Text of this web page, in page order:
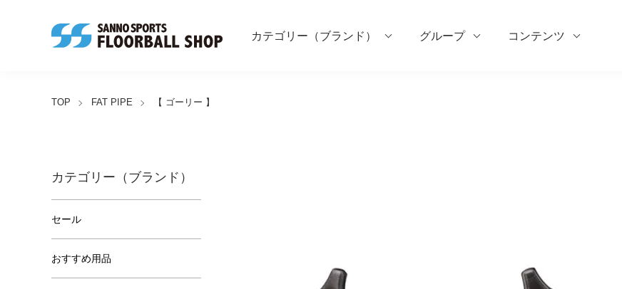
カテゴリー（ブランド） グループ コンテンツ
TOP FAT PIPE 【 ゴーリー 】
カテゴリー（ブランド）
セール
おすすめ用品